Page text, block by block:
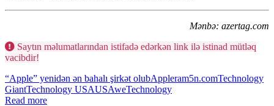
Mənbə: azertag.com
Saytın məlumatlarından istifadə edərkən link ilə istinad mütləq
vacibdir!
“Apple” yenidən ən bahalı şirkət olubAppleram5n.comTechnology
GiantTechnology USAUSAweTechnology
Read more